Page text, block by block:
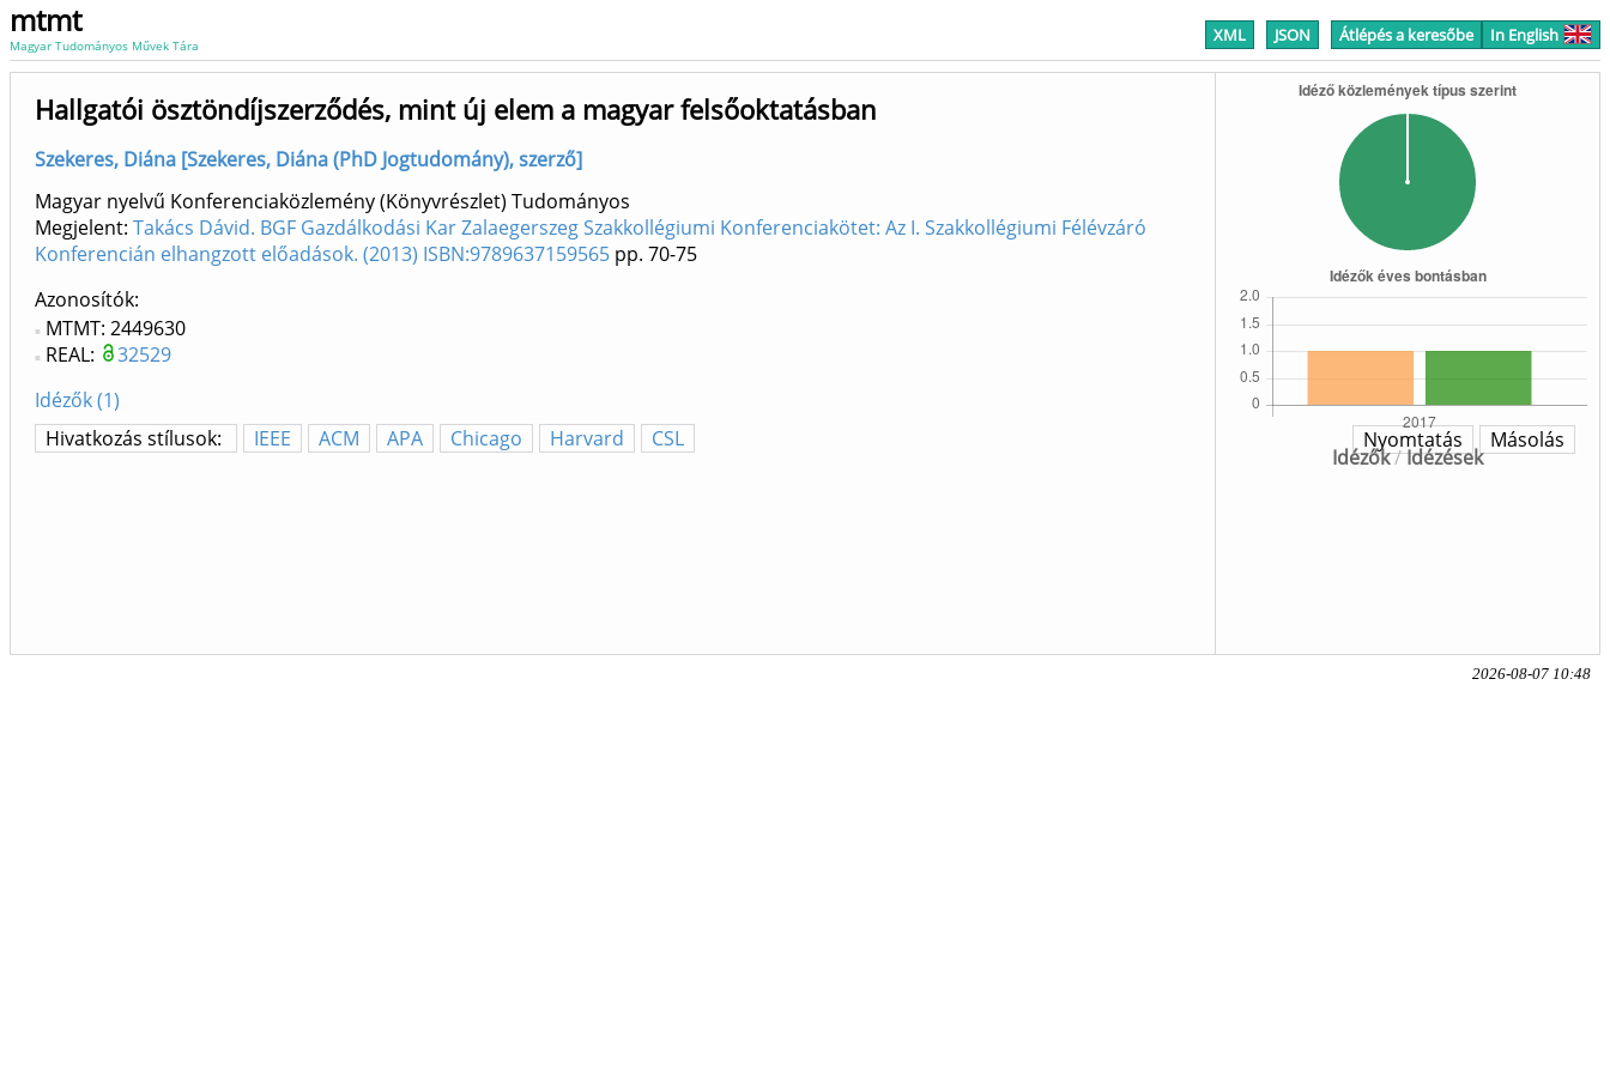
mtmt
Magyar Tudományos Művek Tára XML JSON Átlépés a keresőbe In English
Idézők/Idézések
Hallgatói ösztöndíjszerződés, mint új elem a magyar felsőoktatásban
Szekeres, Diána [Szekeres, Diána (PhD Jogtudomány), szerző]
Magyar nyelvű Konferenciaközlemény (Könyvrészlet) Tudományos
Megjelent: Takács Dávid. BGF Gazdálkodási Kar Zalaegerszeg Szakkollégiumi Konferenciakötet: Az I. Szakkollégiumi Félévzáró
Konferencián elhangzott előadások. (2013) ISBN:9789637159565 pp. 70-75
Azonosítók
MTMT: 2449630
REAL:
32529
Idézők (1)
Hivatkozás stílusok:
IEEE ACM APA Chicago Harvard CSL Másolás
Nyomtatás
2026-08-07 10:48